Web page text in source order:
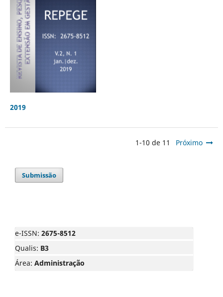
2019
1-10 de 11 Próximo
Submissão
e-ISSN: 2675-8512
Qualis: B3
Área: Administração